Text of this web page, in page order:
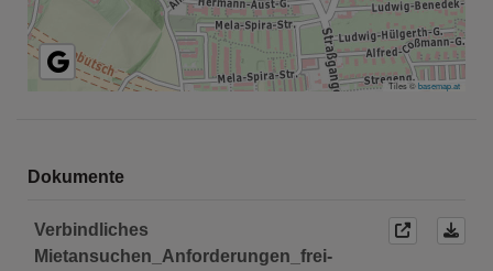
Tiles ©basemap.at
Dokumente
Verbindliches
Mietansuchen_Anforderungen_frei-